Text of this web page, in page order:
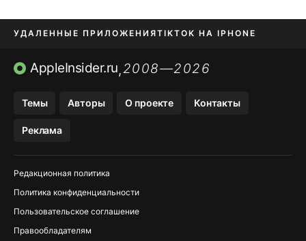
УДАЛЕННЫЕ ПРИЛОЖЕНИЯTIKTOK НА IPHONE
ПРИЛОЖЕНИЯ БЕЗ APP STORE
AppleInsider.ru,2008—2026
Темы Авторы О проекте Контакты
Реклама
Редакционная политика
Политика конфиденциальности
Пользовательское соглашение
Правообладателям